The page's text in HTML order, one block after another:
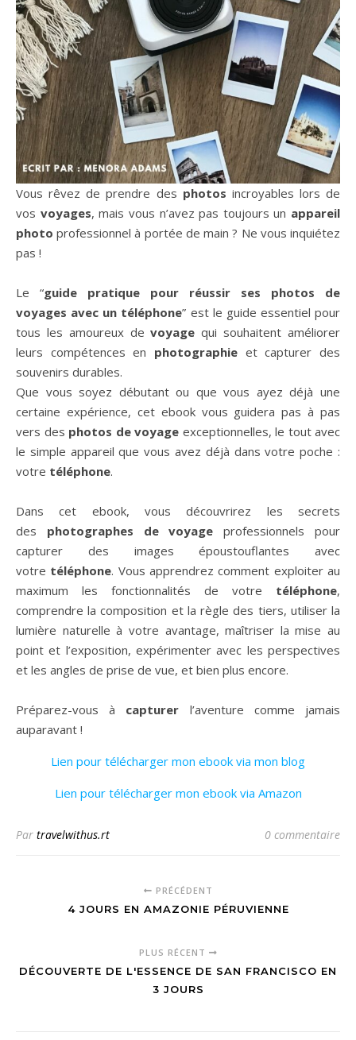
Vous rêvez de prendre des photos incroyables lors de
vos voyages, mais vous n’avez pas toujours un appareil
photo professionnel à portée de main ? Ne vous inquiétez
pas !
Le “guide pratique pour réussir ses photos de
voyages avec un téléphone” est le guide essentiel pour
tous les amoureux de voyage qui souhaitent améliorer
leurs compétences en photographie et capturer des
souvenirs durables.
Que vous soyez débutant ou que vous ayez déjà une
certaine expérience, cet ebook vous guidera pas à pas
vers des photos de voyage exceptionnelles, le tout avec
le simple appareil que vous avez déjà dans votre poche :
votre téléphone.
Dans cet ebook, vous découvrirez les secrets
des photographes de voyage professionnels pour
capturer des images époustouflantes avec
votre téléphone. Vous apprendrez comment exploiter au
maximum les fonctionnalités de votre téléphone,
comprendre la composition et la règle des tiers, utiliser la
lumière naturelle à votre avantage, maîtriser la mise au
point et l’exposition, expérimenter avec les perspectives
et les angles de prise de vue, et bien plus encore.
Préparez-vous à capturer l’aventure comme jamais
auparavant !
Lien pour télécharger mon ebook via mon blog
Lien pour télécharger mon ebook via Amazon
Par travelwithus.rt 0 commentaire
PRÉCÉDENT
4 JOURS EN AMAZONIE PÉRUVIENNE
PLUS RÉCENT
DÉCOUVERTE DE L'ESSENCE DE SAN FRANCISCO EN
3 JOURS